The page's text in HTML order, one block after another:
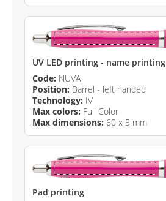
UV LED printing - name printing
Code: NUVA
Position: Barrel - left handed
Technology: IV
Max colors: Full Color
Max dimensions: 60 x 5 mm
Pad printing